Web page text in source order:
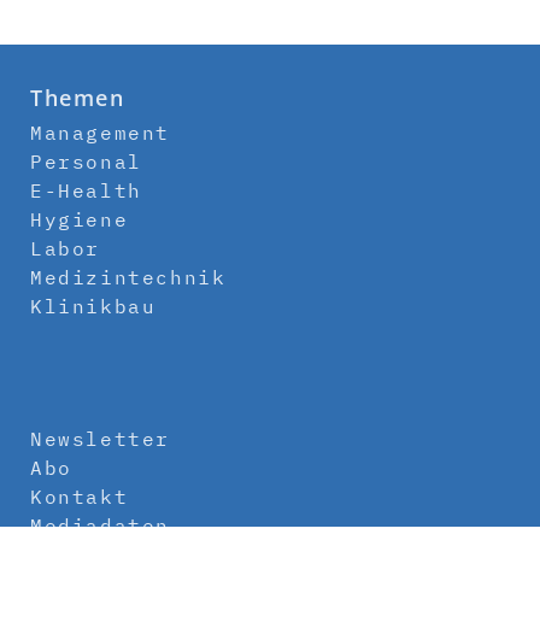
Themen
Management
Personal
E-Health
Hygiene
Labor
Medizintechnik
Klinikbau
Newsletter
Abo
Kontakt
Mediadaten